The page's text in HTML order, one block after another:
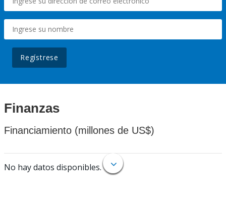
Regístrese
Finanzas
Financiamiento (millones de US$)
No hay datos disponibles.